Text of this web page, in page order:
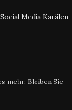
Media Kanälen
mehr. Bleiben Sie